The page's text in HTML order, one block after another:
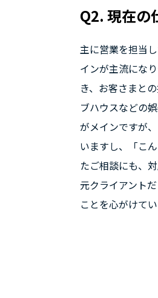
Q2. 現在の
主に営業を担当
インが主流にな
き、お客さまと
ブハウスなどの
がメインですが
いますし、「こ
たご相談にも、
元クライアント
ことを心がけてい